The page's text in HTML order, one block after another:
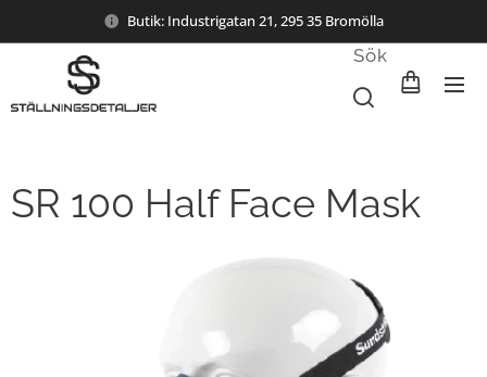
Butik: Industrigatan 21, 295 35 Bromölla
Sök
SR 100 Half Face Mask